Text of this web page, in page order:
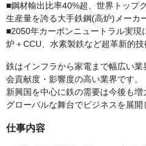
■鋼材輸出比率40%超、世界トップ
生産量を誇る大手鉄鋼(高炉)メーカ
■2050年カーボンニュートラル実現
炉＋CCU、水素製鉄など超革新的
鉄はインフラから家電まで幅広い
会貢献度・影響度の高い業界です。
新興国を中心に鉄の需要は今後も増
グローバルな舞台でビジネスを展開
仕事内容